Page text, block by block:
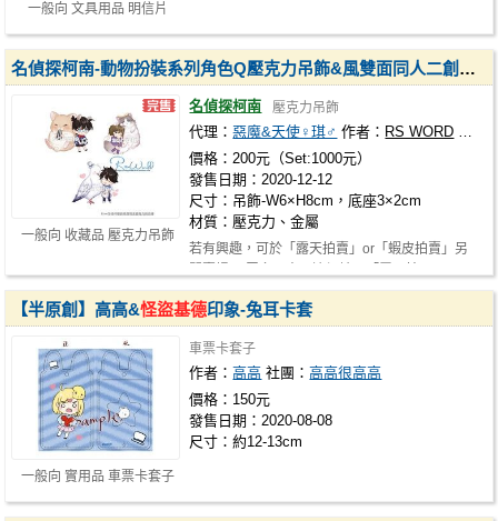
一般向 文具用品 明信片
一般向 收藏品 壓克力吊飾
名偵探柯南-動物扮裝系列角色Q壓克力吊飾&風雙面同人二創掛件立牌
名偵探柯南 壓克力吊飾
代理：惡魔&天使♀琪♂ 作者： RS WORD 代理
價格：200元（Set:1000元）
發售日期：2020-12-12
尺寸：吊飾-W6×H8cm，底座3×2cm
材質：壓克力、金屬
若有興趣，可於「露天拍賣」or「蝦皮拍賣」另
一般向 實用品 車票卡套子
【半原創】高高&怪盜基德印象-兔耳卡套
車票卡套子
作者：高高 社團：高高很高高
價格：150元
發售日期：2020-08-08
尺寸：約12-13cm